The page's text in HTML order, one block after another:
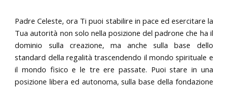
Padre Celeste, ora Ti puoi stabilire in pace ed esercitare la
Tua autorità non solo nella posizione del padrone che ha il
dominio sulla creazione, ma anche sulla base dello
standard della regalità trascendendo il mondo spirituale e
il mondo fisico e le tre ere passate. Puoi stare in una
posizione libera ed autonoma, sulla base della fondazione